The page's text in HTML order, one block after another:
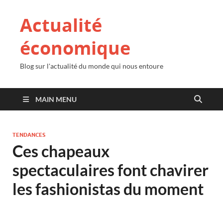
Actualité
économique
Blog sur l'actualité du monde qui nous entoure
MAIN MENU
TENDANCES
Ces chapeaux
spectaculaires font chavirer
les fashionistas du moment